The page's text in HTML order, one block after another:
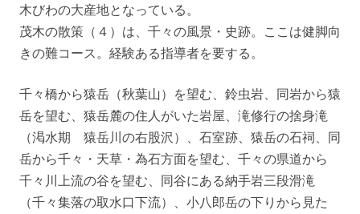
木びわの大産地となっている。
茂木の散策（４）は、千々の風景・史跡。ここは健脚向
きの難コース。経験ある指導者を要する。
千々橋から猿岳（秋葉山）を望む、鈴虫岩、同岩から猿
岳を望む、猿岳麓の住人がいた岩屋、滝修行の捨身滝
（渇水期 猿岳川の右股沢）、石室跡、猿岳の石祠、同
岳から千々・天草・為石方面を望む、千々の県道から
千々川上流の谷を望む、同谷にある納手岩三段滑滝
（千々集落の取水口下流）、小八郎岳の下りから見た